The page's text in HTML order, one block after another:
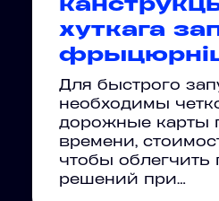
хуткага
Для быстрого
необходимы
дорожные карты
времени,
чтобы облегчить
решений при…